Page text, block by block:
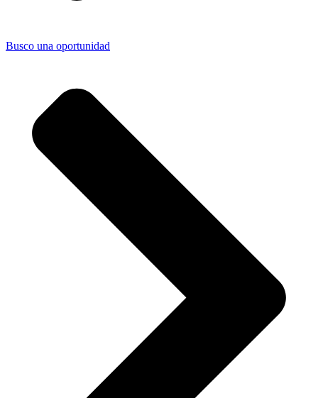
Busco una oportunidad